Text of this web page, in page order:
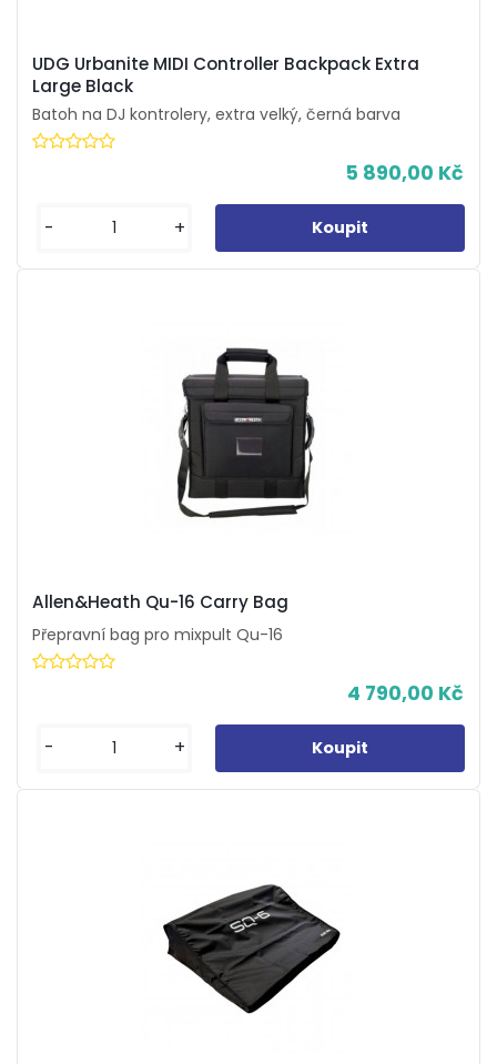
UDG Urbanite MIDI Controller Backpack Extra
Large Black
Batoh na DJ kontrolery, extra velký, černá barva
5 890,00 Kč
- +
Allen&Heath Qu-16 Carry Bag
Přepravní bag pro mixpult Qu-16
4 790,00 Kč
- +